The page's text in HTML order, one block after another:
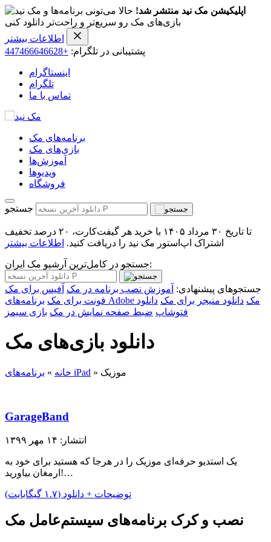
اپلیکیشن مک نید منتشر شد! حالا می‌تونی برنامه‌ها و
بازی‌های مک رو سریع‌تر و راحت‌تر دانلود کنی
اطلاعات بیشتر
پشتیبانی در تلگرام: +447466646628
اینستاگرام
تلگرام
تماس با ما
برنامه‌های مک
بازی‌های مک
آموزش‌ها
ویدیو‌ها
فروشگاه
جستجو
تا تاریخ ۳۰ مرداد ۱۴۰۵ با خرید هر گیفت‌کارت، ۲۰ درصد تخفیف
اشتراک اپ‌استور مک نید را دریافت کنید. اطلاعات بیشتر
جستجو در کامل‌ترین آرشیو مک ایران:
جستجوهای پیشنهادی: آموزش نصب برنامه در مک آفیس برای مک
فونت برای مک
برنامه‌های Adobe مک دانلود منیجر برای مک دانلود
فتوشاپ ضبط صفحه نمایش در مک بازی سیمز
دانلود بازی‌های مک
خانه » برنامه‌های iPad » موزیک
GarageBand
انتشار: ۱۴ مهر ۱۳۹۹
یک استدیو حرفه‌ای موزیک را در هرجا که هستید برای خود به
ارمغان بیاورید!…
توضیحات + دانلود (۱.۷ گیگابایت)
نصب و کرک برنامه‌های سیستم‌عامل مک